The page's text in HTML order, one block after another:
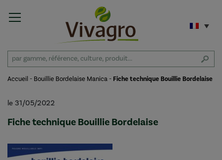
Accueil - Bouillie Bordelaise Manica - Fiche technique Bouillie Bordelaise
le 31/05/2022
Fiche technique Bouillie Bordelaise